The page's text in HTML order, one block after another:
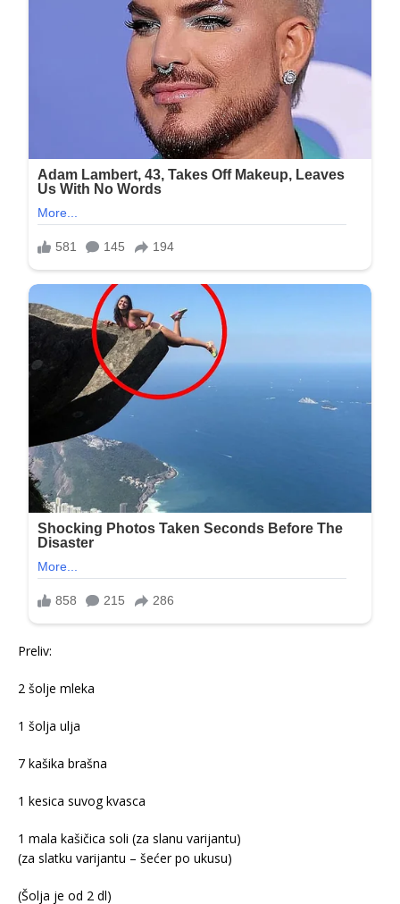
Preliv:
2 šolje mleka
1 šolja ulja
7 kašika brašna
1 kesica suvog kvasca
1 mala kašičica soli (za slanu varijantu)
(za slatku varijantu – šećer po ukusu)
(Šolja je od 2 dl)